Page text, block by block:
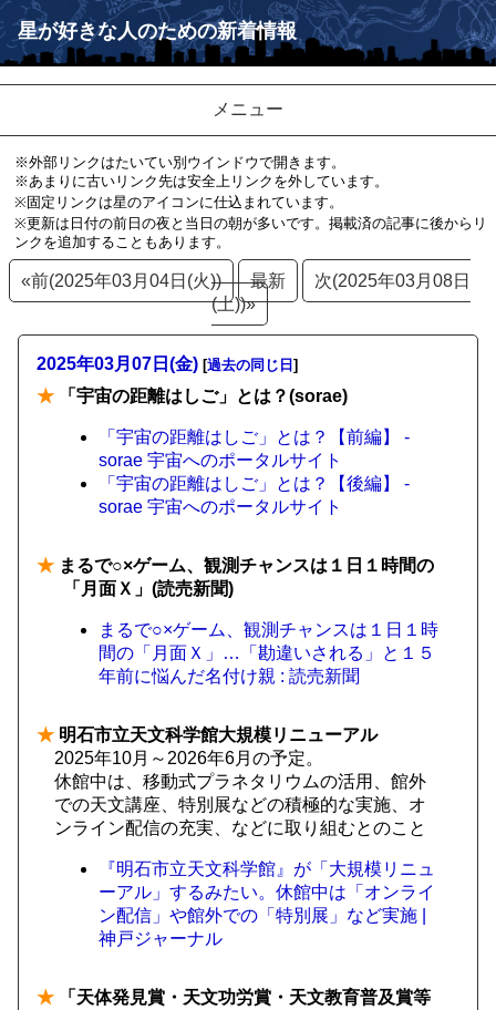
星が好きな人のための新着情報
メニュー
※外部リンクはたいてい別ウインドウで開きます。
※あまりに古いリンク先は安全上リンクを外しています。
※固定リンクは星のアイコンに仕込まれています。
※更新は日付の前日の夜と当日の朝が多いです。掲載済の記事に後からリ
ンクを追加することもあります。
«前(2025年03月04日(火)) 最新
次(2025年03月08日
(土))»
2025年03月07日(金) [過去の同じ日 ]
★ 「宇宙の距離はしご」とは？(sorae)
「宇宙の距離はしご」とは？【前編】 -
sorae 宇宙へのポータルサイト
「宇宙の距離はしご」とは？【後編】 -
sorae 宇宙へのポータルサイト
★ まるで○×ゲーム、観測チャンスは１日１時間の
「月面Ｘ」(読売新聞)
まるで○×ゲーム、観測チャンスは１日１時
間の「月面Ｘ」…「勘違いされる」と１５
年前に悩んだ名付け親 : 読売新聞
★ 明石市立天文科学館大規模リニューアル
2025年10月～2026年6月の予定。
休館中は、移動式プラネタリウムの活用、館外
での天文講座、特別展などの積極的な実施、オ
ンライン配信の充実、などに取り組むとのこと
『明石市立天文科学館』が「大規模リニュ
ーアル」するみたい。休館中は「オンライ
ン配信」や館外での「特別展」など実施 |
神戸ジャーナル
★ 「天体発見賞・天文功労賞・天文教育普及賞等